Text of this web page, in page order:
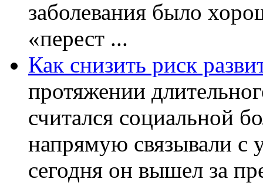
заболевания было
«перест ...
Как снизить риск
протяжении
считался социальной
напрямую связывали с
сегодня он вышел за